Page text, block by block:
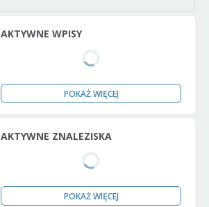
AKTYWNE WPISY
POKAŻ WIĘCEJ
AKTYWNE ZNALEZISKA
POKAŻ WIĘCEJ